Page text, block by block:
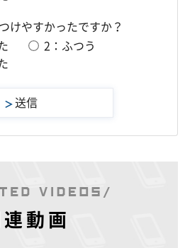
けやすかったですか？
2：ふつう
動画